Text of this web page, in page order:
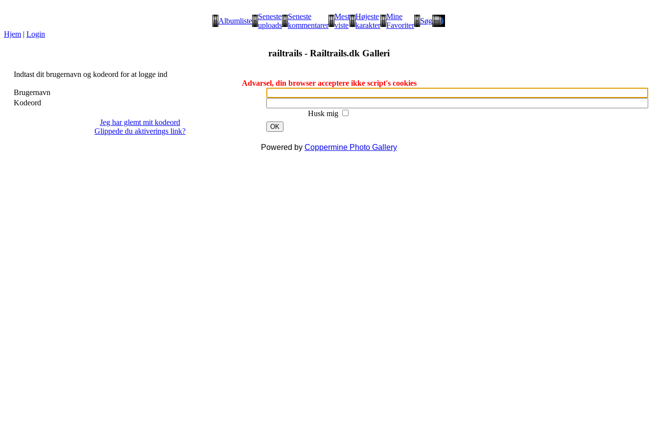
Albumliste
Seneste
uploads
Seneste
kommentarer
Mest
viste
Højeste
karakter
Mine
Favoriter
Søg
Hjem | Login
railtrails - Railtrails.dk Galleri
Indtast dit brugernavn og kodeord for at logge ind
Advarsel, din browser acceptere ikke script's cookies
Brugernavn
Kodeord
Husk mig
Jeg har glemt mit kodeord
Glippede du aktiverings link?
OK
Powered by Coppermine Photo Gallery